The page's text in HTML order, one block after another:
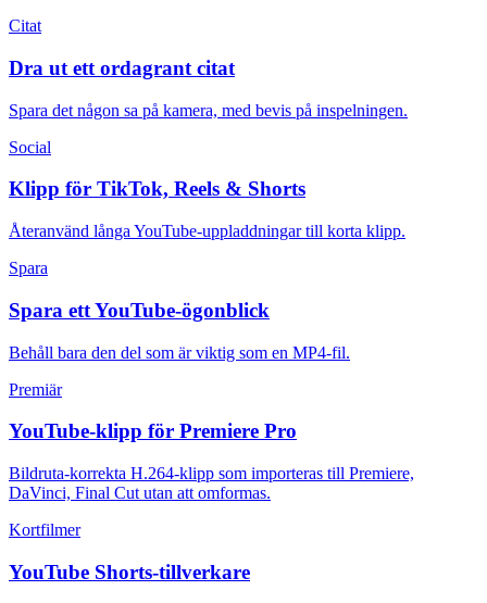
Citat
Dra ut ett ordagrant citat
Spara det någon sa på kamera, med bevis på inspelningen.
Social
Klipp för TikTok, Reels & Shorts
Återanvänd långa YouTube-uppladdningar till korta klipp.
Spara
Spara ett YouTube-ögonblick
Behåll bara den del som är viktig som en MP4-fil.
Premiär
YouTube-klipp för Premiere Pro
Bildruta-korrekta H.264-klipp som importeras till Premiere,
DaVinci, Final Cut utan att omformas.
Kortfilmer
YouTube Shorts-tillverkare